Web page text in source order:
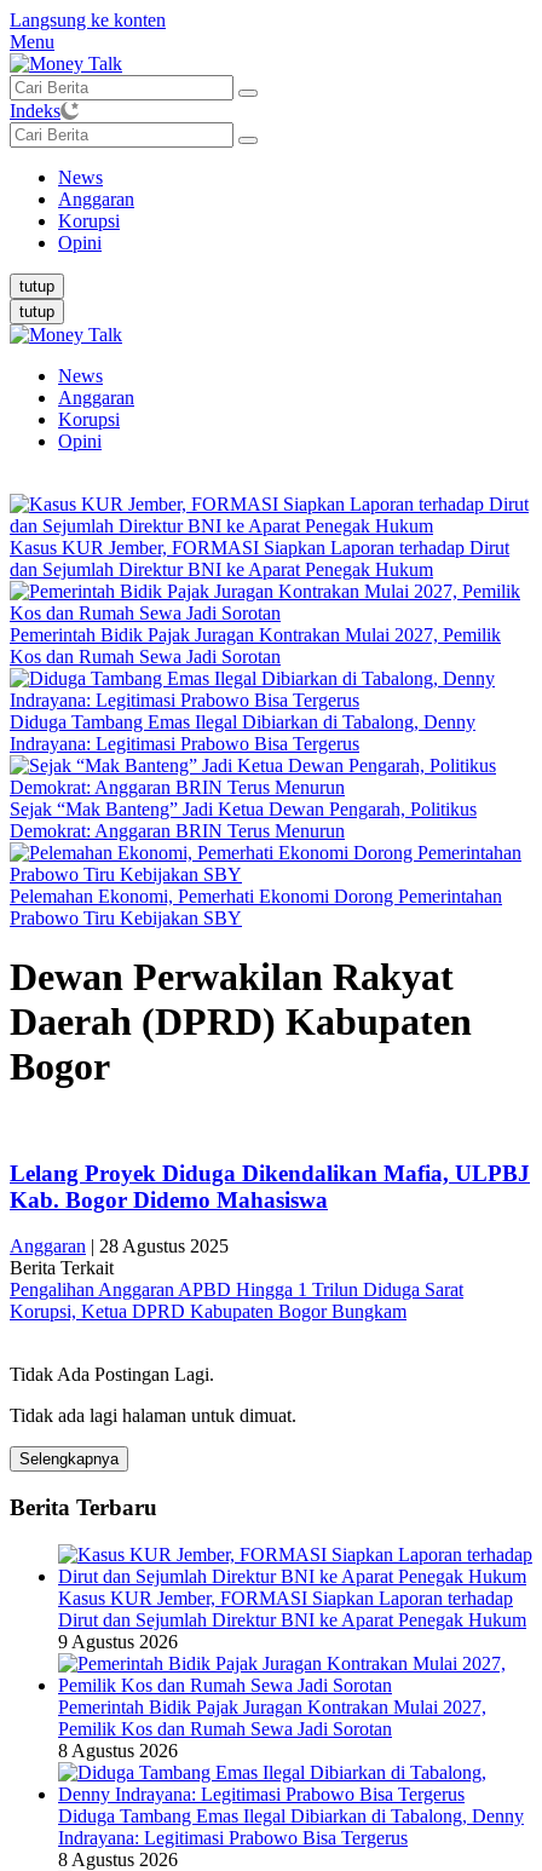
Langsung ke konten
Menu
Indeks
News
Anggaran
Korupsi
Opini
tutup
tutup
News
Anggaran
Korupsi
Opini
Kasus KUR Jember, FORMASI Siapkan Laporan terhadap Dirut
dan Sejumlah Direktur BNI ke Aparat Penegak Hukum
Pemerintah Bidik Pajak Juragan Kontrakan Mulai 2027, Pemilik
Kos dan Rumah Sewa Jadi Sorotan
Diduga Tambang Emas Ilegal Dibiarkan di Tabalong, Denny
Indrayana: Legitimasi Prabowo Bisa Tergerus
Sejak “Mak Banteng” Jadi Ketua Dewan Pengarah, Politikus
Demokrat: Anggaran BRIN Terus Menurun
Pelemahan Ekonomi, Pemerhati Ekonomi Dorong Pemerintahan
Prabowo Tiru Kebijakan SBY
Dewan Perwakilan Rakyat
Daerah (DPRD) Kabupaten
Bogor
Lelang Proyek Diduga Dikendalikan Mafia, ULPBJ
Kab. Bogor Didemo Mahasiswa
Anggaran | 28 Agustus 2025
Berita Terkait
Pengalihan Anggaran APBD Hingga 1 Trilun Diduga Sarat
Korupsi, Ketua DPRD Kabupaten Bogor Bungkam
Tidak Ada Postingan Lagi.
Tidak ada lagi halaman untuk dimuat.
Selengkapnya
Berita Terbaru
Kasus KUR Jember, FORMASI Siapkan Laporan terhadap
Dirut dan Sejumlah Direktur BNI ke Aparat Penegak Hukum
9 Agustus 2026
Pemerintah Bidik Pajak Juragan Kontrakan Mulai 2027,
Pemilik Kos dan Rumah Sewa Jadi Sorotan
8 Agustus 2026
Diduga Tambang Emas Ilegal Dibiarkan di Tabalong, Denny
Indrayana: Legitimasi Prabowo Bisa Tergerus
8 Agustus 2026